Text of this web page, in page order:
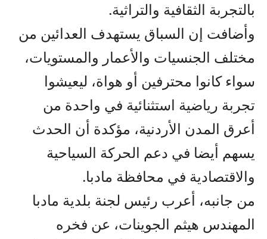
بالتجربة الثقافية والتراثية.
وأضافت إن السباق يستهدف العدائين من
مختلف الجنسيات والأعمار والمستويات،
سواء كانوا محترفين أو هواة، ليعيشوا
تجربة رياضية استثنائية في واحدة من
أعرق المدن الأردنية، مؤكدة أن الحدث
يسهم أيضا في دعم الحركة السياحية
والاقتصادية في محافظة مادبا.
من جانبه، أعرب رئيس لجنة بلدية مادبا
المهندس هيثم الجوينات، عن فخره